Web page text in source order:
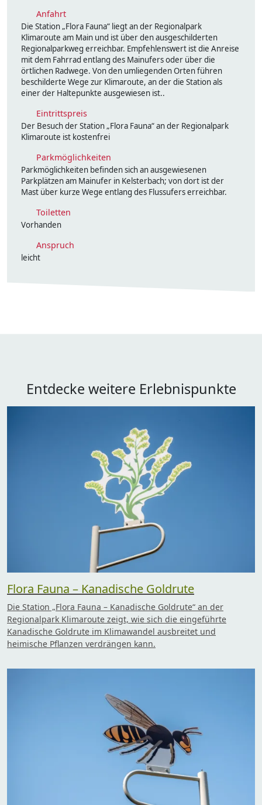
Anfahrt
Die Station „Flora Fauna“ liegt an der Regionalpark
Klimaroute am Main und ist über den ausgeschilderten
Regionalparkweg erreichbar. Empfehlenswert ist die Anreise
mit dem Fahrrad entlang des Mainufers oder über die
örtlichen Radwege. Von den umliegenden Orten führen
beschilderte Wege zur Klimaroute, an der die Station als
einer der Haltepunkte ausgewiesen ist..
Eintrittspreis
Der Besuch der Station „Flora Fauna“ an der Regionalpark
Klimaroute ist kostenfrei
Parkmöglichkeiten
Parkmöglichkeiten befinden sich an ausgewiesenen
Parkplätzen am Mainufer in Kelsterbach; von dort ist der
Mast über kurze Wege entlang des Flussufers erreichbar.
Toiletten
Vorhanden
Anspruch
leicht
Entdecke weitere Erlebnispunkte
Flora Fauna – Kanadische Goldrute
Die Station „Flora Fauna – Kanadische Goldrute“ an der
Regionalpark Klimaroute zeigt, wie sich die eingeführte
Kanadische Goldrute im Klimawandel ausbreitet und
heimische Pflanzen verdrängen kann.